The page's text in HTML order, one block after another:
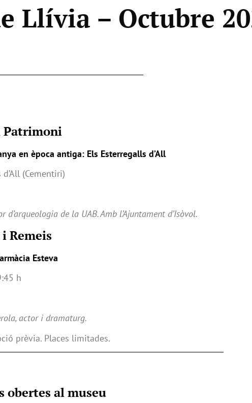
Llívia – Octubre
Patrimoni
en època antiga: Els Esterregalls d’All
(Cementiri)
de la UAB. Amb l’Ajuntament d’Isòvol.
Remeis
Esteva
h
actor i dramaturg.
prèvia. Places limitades.
obertes al museu